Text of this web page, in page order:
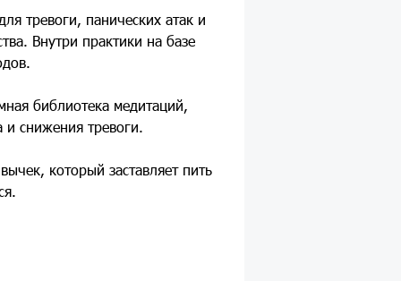
тревоги, панических атак и
Внутри практики на базе
библиотека медитаций,
и снижения тревоги.
который заставляет пить